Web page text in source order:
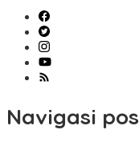
Navigasi pos